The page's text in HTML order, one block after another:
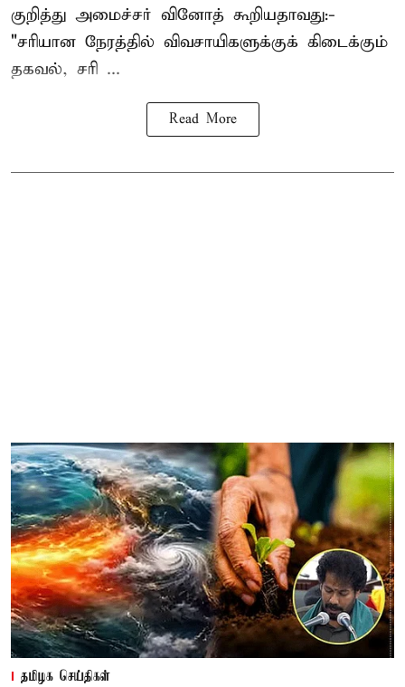
குறித்து அமைச்சர் வினோத் கூறியதாவது:-
"சரியான நேரத்தில் விவசாயிகளுக்குக் கிடைக்கும்
தகவல், சரி ...
Read More
தமிழக செய்திகள்